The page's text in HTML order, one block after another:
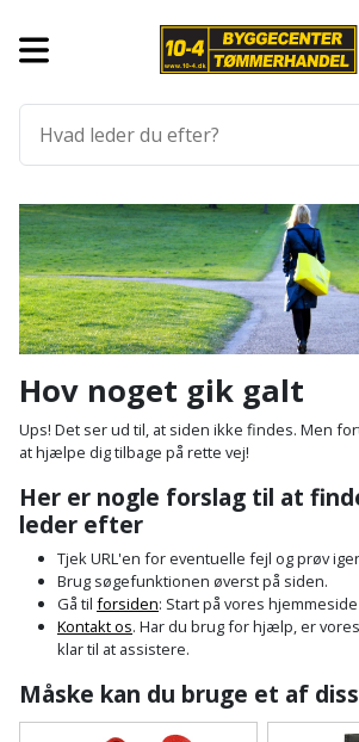
Aluprofiler
Armering
Asfalt
Befæstigelse
Byggeplader
Cement
og
mørtel
Damp-
og
vindspærre
Gulve
Fliser
og
klinker
Gulvtilbehør
Gulvunderlag
Gulvvarme
Laminatgulv
Vinylgulv
Værktøj
Afmærkning
Arbejdsbuk
Bærehåndtag
Båndstrammer
og
løftebånd
Blæselampe
Blindnitter
Elværktøj
Afkortersav
Arbejdsbord
Arbejdslamper
og
belysning
Arbejdsradio
Bajonetsav
Bajonetsavklinge
Havemaskiner
Buskrydder
Dykpumpe
Fejemaskine
Generator
Græstrimmer
Hækkeklipper
have
og
fritid
Affaldssortering
Affugter
Bålfad
bålsted
Maling
Afdækning
til
malerarbejde
Gulvplejemidler
VVS
Armatur
vandhaner
Beklædning
BørnOutlet
-
Hov noget gik galt
Ups! Det ser ud til, at siden ikke findes. Men
at hjælpe dig tilbage på rette vej!
Her er nogle forslag til at
leder efter
Tjek URL'en for eventuelle fejl og prøv
Brug søgefunktionen øverst på siden.
Gå til forsiden: Start på vores
Kontakt os. Har du brug for hjælp, er
klar til at assistere.
Måske kan du bruge et af